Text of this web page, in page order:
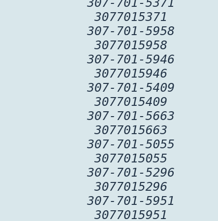
3077015371
307-701-5958
3077015958
307-701-5946
3077015946
307-701-5409
3077015409
307-701-5663
3077015663
307-701-5055
3077015055
307-701-5296
3077015296
307-701-5951
3077015951